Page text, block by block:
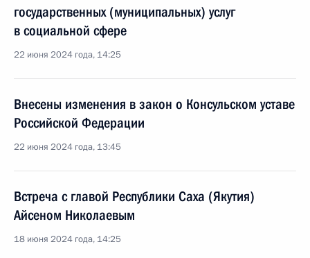
государственных (муниципальных) услуг
в социальной сфере
22 июня 2024 года, 14:25
Внесены изменения в закон о Консульском уставе
Российской Федерации
22 июня 2024 года, 13:45
Встреча с главой Республики Саха (Якутия)
Айсеном Николаевым
18 июня 2024 года, 14:25